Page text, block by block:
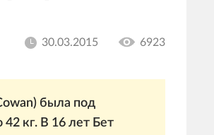
30.03.2015 6923
была под
42 кг. В 16 лет Бет